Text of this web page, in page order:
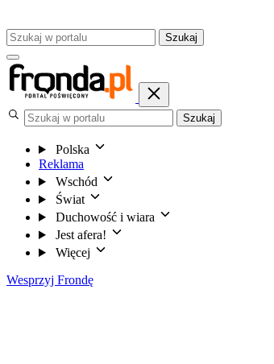
Szukaj
Szukaj
Polska
Reklama
Wschód
Świat
Duchowość i wiara
Jest afera!
Więcej
Wesprzyj Frondę